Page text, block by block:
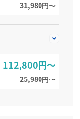
31,980円〜
112,800円～
25,980円〜